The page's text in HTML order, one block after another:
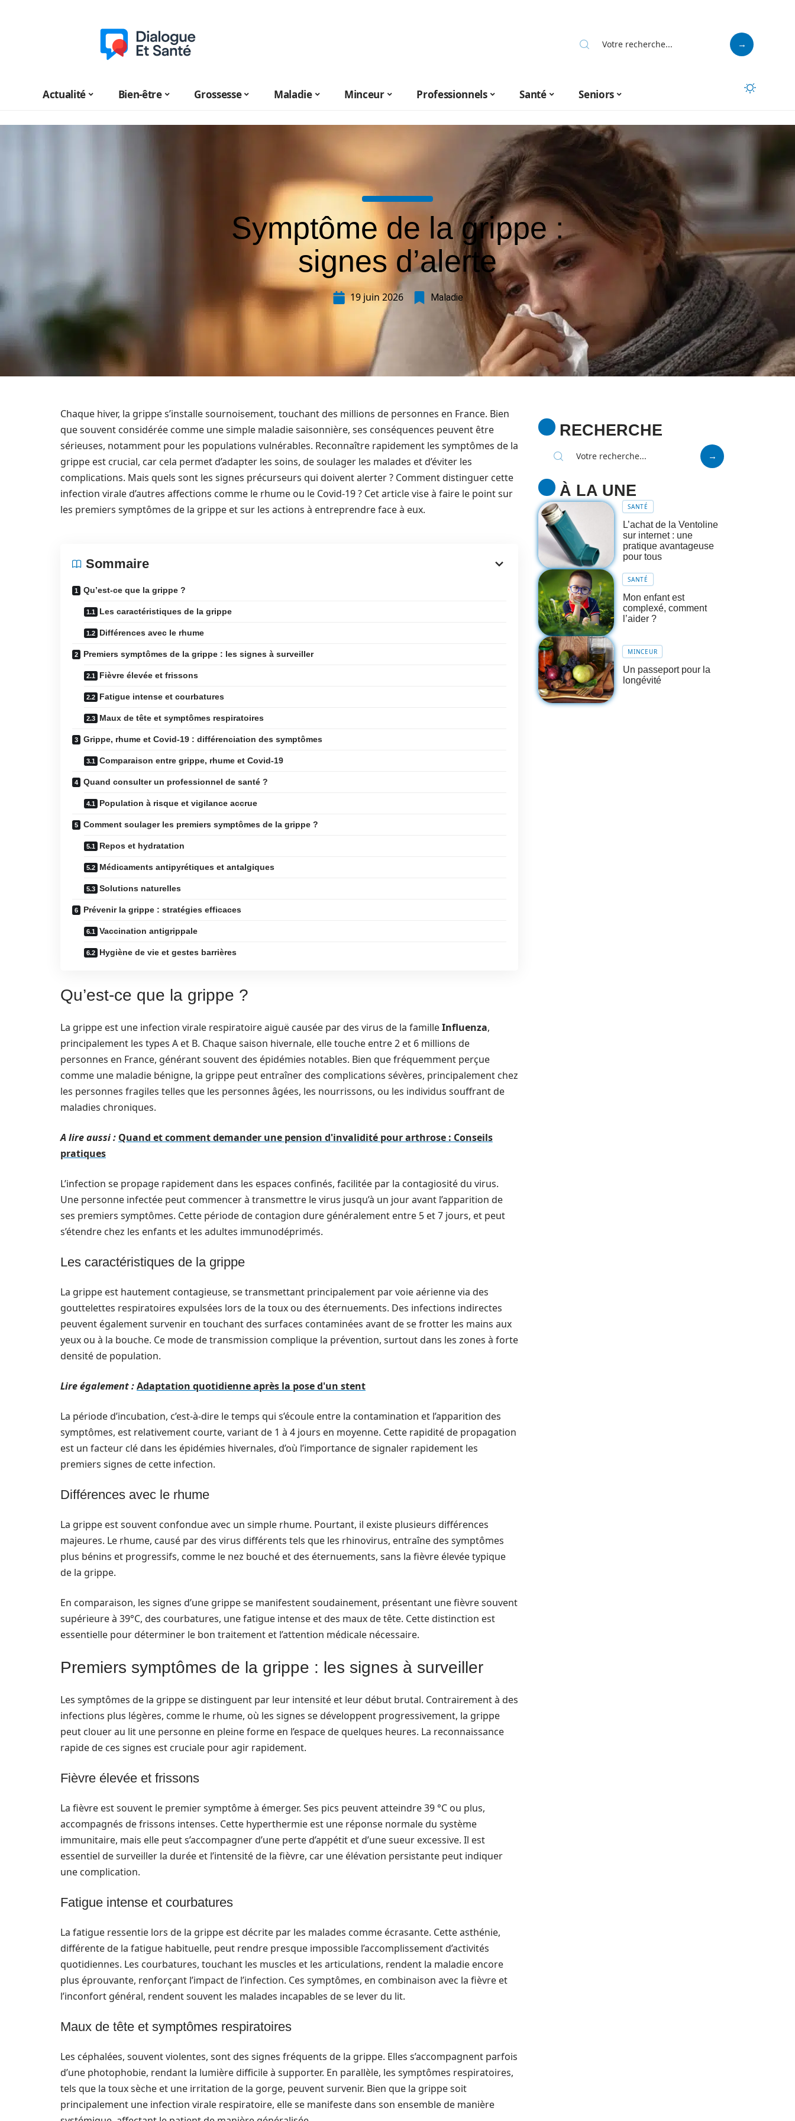
Actualité Bien-être Grossesse Maladie Minceur Professionnels Santé Seniors
Symptôme de la grippe :
signes d’alerte
19 juin 2026 Maladie
Chaque hiver, la grippe s’installe sournoisement, touchant des millions de personnes en France. Bien
que souvent considérée comme une simple maladie saisonnière, ses conséquences peuvent être
sérieuses, notamment pour les populations vulnérables. Reconnaître rapidement les symptômes de la
grippe est crucial, car cela permet d’adapter les soins, de soulager les malades et d’éviter les
complications. Mais quels sont les signes précurseurs qui doivent alerter ? Comment distinguer cette
infection virale d’autres affections comme le rhume ou le Covid-19 ? Cet article vise à faire le point sur
les premiers symptômes de la grippe et sur les actions à entreprendre face à eux.
Sommaire
Qu’est-ce que la grippe ?
Les caractéristiques de la grippe
Différences avec le rhume
Premiers symptômes de la grippe : les signes à surveiller
Fièvre élevée et frissons
Fatigue intense et courbatures
Maux de tête et symptômes respiratoires
Grippe, rhume et Covid-19 : différenciation des symptômes
Comparaison entre grippe, rhume et Covid-19
Quand consulter un professionnel de santé ?
Population à risque et vigilance accrue
Comment soulager les premiers symptômes de la grippe ?
Repos et hydratation
Médicaments antipyrétiques et antalgiques
Solutions naturelles
Prévenir la grippe : stratégies efficaces
Vaccination antigrippale
Hygiène de vie et gestes barrières
Qu’est-ce que la grippe ?
La grippe est une infection virale respiratoire aiguë causée par des virus de la familleInfluenza,
principalement les types A et B. Chaque saison hivernale, elle touche entre 2 et 6 millions de
personnes en France, générant souvent des épidémies notables. Bien que fréquemment perçue
comme une maladie bénigne, la grippe peut entraîner des complications sévères, principalement chez
les personnes fragiles telles que les personnes âgées, les nourrissons, ou les individus souffrant de
maladies chroniques.
A lire aussi : Quand et comment demander une pension d'invalidité pour arthrose : Conseils
pratiques
L’infection se propage rapidement dans les espaces confinés, facilitée par la contagiosité du virus.
Une personne infectée peut commencer à transmettre le virus jusqu’à un jour avant l’apparition de
ses premiers symptômes. Cette période de contagion dure généralement entre 5 et 7 jours, et peut
s’étendre chez les enfants et les adultes immunodéprimés.
Les caractéristiques de la grippe
La grippe est hautement contagieuse, se transmettant principalement par voie aérienne via des
gouttelettes respiratoires expulsées lors de la toux ou des éternuements. Des infections indirectes
peuvent également survenir en touchant des surfaces contaminées avant de se frotter les mains aux
yeux ou à la bouche. Ce mode de transmission complique la prévention, surtout dans les zones à forte
densité de population.
Lire également :Adaptation quotidienne après la pose d'un stent
La période d’incubation, c’est-à-dire le temps qui s’écoule entre la contamination et l’apparition des
symptômes, est relativement courte, variant de 1 à 4 jours en moyenne. Cette rapidité de propagation
est un facteur clé dans les épidémies hivernales, d’où l’importance de signaler rapidement les
premiers signes de cette infection.
Différences avec le rhume
La grippe est souvent confondue avec un simple rhume. Pourtant, il existe plusieurs différences
majeures. Le rhume, causé par des virus différents tels que les rhinovirus, entraîne des symptômes
plus bénins et progressifs, comme le nez bouché et des éternuements, sans la fièvre élevée typique
de la grippe.
En comparaison, les signes d’une grippe se manifestent soudainement, présentant une fièvre souvent
supérieure à 39°C, des courbatures, une fatigue intense et des maux de tête. Cette distinction est
essentielle pour déterminer le bon traitement et l’attention médicale nécessaire.
Premiers symptômes de la grippe : les signes à surveiller
Les symptômes de la grippe se distinguent par leur intensité et leur début brutal. Contrairement à des
infections plus légères, comme le rhume, où les signes se développent progressivement, la grippe
peut clouer au lit une personne en pleine forme en l’espace de quelques heures. La reconnaissance
rapide de ces signes est cruciale pour agir rapidement.
Fièvre élevée et frissons
La fièvre est souvent le premier symptôme à émerger. Ses pics peuvent atteindre 39 °C ou plus,
accompagnés de frissons intenses. Cette hyperthermie est une réponse normale du système
immunitaire, mais elle peut s’accompagner d’une perte d’appétit et d’une sueur excessive. Il est
essentiel de surveiller la durée et l’intensité de la fièvre, car une élévation persistante peut indiquer
une complication.
Fatigue intense et courbatures
La fatigue ressentie lors de la grippe est décrite par les malades comme écrasante. Cette asthénie,
différente de la fatigue habituelle, peut rendre presque impossible l’accomplissement d’activités
quotidiennes. Les courbatures, touchant les muscles et les articulations, rendent la maladie encore
plus éprouvante, renforçant l’impact de l’infection. Ces symptômes, en combinaison avec la fièvre et
l’inconfort général, rendent souvent les malades incapables de se lever du lit.
Maux de tête et symptômes respiratoires
Les céphalées, souvent violentes, sont des signes fréquents de la grippe. Elles s’accompagnent parfois
d’une photophobie, rendant la lumière difficile à supporter. En parallèle, les symptômes respiratoires,
tels que la toux sèche et une irritation de la gorge, peuvent survenir. Bien que la grippe soit
principalement une infection virale respiratoire, elle se manifeste dans son ensemble de manière
RECHERCHE
À LA UNE
SANTÉ
L’achat de la Ventoline
sur internet : une
pratique avantageuse
pour tous
SANTÉ
Mon enfant est
complexé, comment
l’aider ?
MINCEUR
Un passeport pour la
longévité